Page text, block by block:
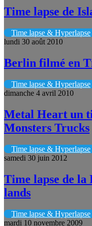
Time lapse de
Time lapse & Hyperlapse
lundi 30 août 2010
Berlin filmé en
Time lapse & Hyperlapse
dimanche 4 avril 2010
Metal Heart un
Monsters Trucks
Time lapse & Hyperlapse
samedi 30 juin 2012
Time lapse de la
lands
Time lapse & Hyperlapse
mardi 10 novembre 2009